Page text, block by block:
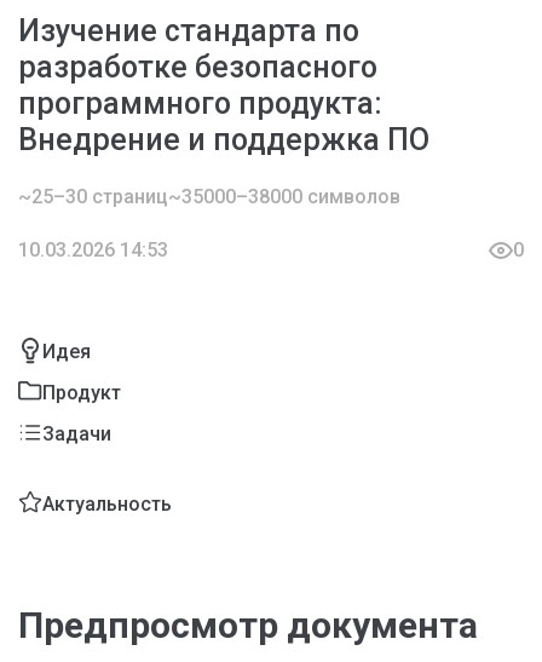
Изучение стандарта по
разработке безопасного
программного продукта:
Внедрение и поддержка ПО
~25–30 страниц~35000–38000 символов
10.03.2026 14:53 0
Идея
Продукт
Задачи
Актуальность
Предпросмотр документа